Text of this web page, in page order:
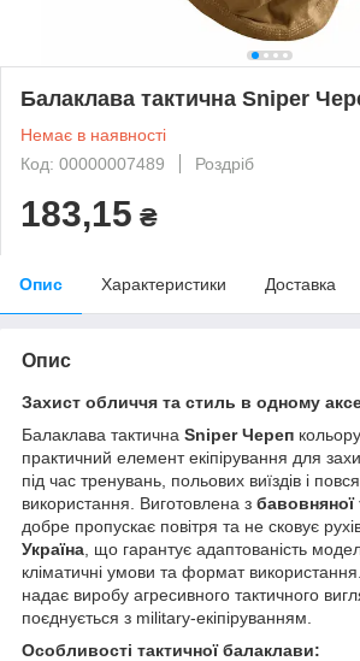
Балаклава тактична Sniper
Немає в наявності
Код: 00000007489
Роздріб
183,15 ₴
Опис Характеристики Доставка
Опис
Захист обличчя та стиль в одному
Балаклава тактична Sniper Череп кольору
практичний елемент екіпірування для
під час тренувань, польових виїздів і
використання. Виготовлена з бавовняної
добре пропускає повітря та не сковує
Україна , що гарантує адаптованість
кліматичні умови та формат
надає виробу агресивного тактичного
поєднується з military-екіпіруванням.
Особливості тактичної балаклави: